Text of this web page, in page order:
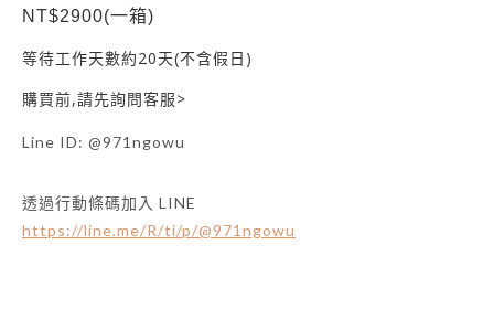
NT$2900(一箱)
等待工作天數約20天(不含假日)
購買前,請先詢問客服>
Line ID: @971ngowu
透過行動條碼加入 LINE
https://line.me/R/ti/p/@971ngowu